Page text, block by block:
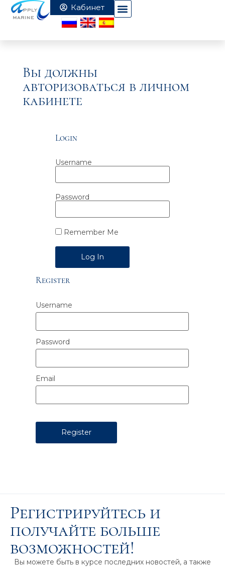
Вы должны
авторизоваться в личном
кабинете
Login
Username
Password
Remember Me
Alternative:
Register
Username
Password
Email
Регистрируйтесь и
получайте больше
возможностей!
Вы можете быть в курсе последних новостей, а также